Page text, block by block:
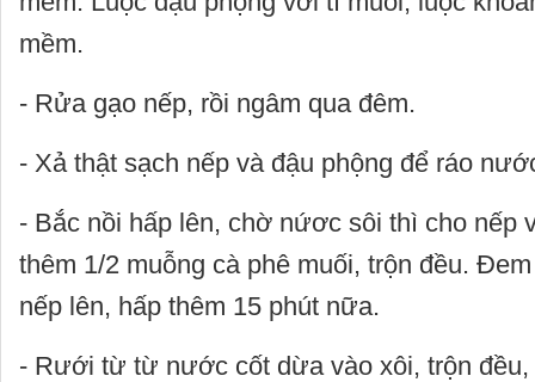
mềm.
- Rửa gạo nếp, rồi ngâm qua đêm.
- Xả thật sạch nếp và đậu phộng để ráo
- Bắc nồi hấp lên, chờ nứơc sôi thì cho nếp
thêm 1/2 muỗng cà phê muối, trộn đều.
nếp lên, hấp thêm 15 phút nữa.
- Rưới từ từ nước cốt dừa vào xôi, trộn đều,